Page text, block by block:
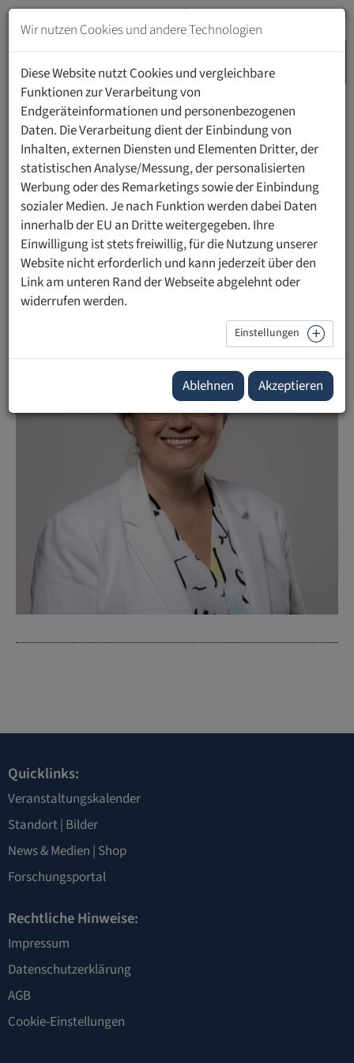
Zum
Inhalt
springen
Navigation
springen
HOME PERSONEN
Prof. Dr. Judit Jacsó
Quicklinks:
Veranstaltungskalender
Standort| Bilder
News & Medien | Shop
Forschungsportal
Rechtliche Hinweise:
Impressum
Datenschutzerklärung
AGB
Cookie-Einstellungen
Wir nutzen Cookies und andere Technologien
Diese Website nutzt Cookies und vergleichbare
Funktionen zur Verarbeitung von
Endgeräteinformationen und personenbezogenen
Daten. Die Verarbeitung dient der Einbindung von
Inhalten, externen Diensten und Elementen Dritter, der
statistischen Analyse/Messung, der personalisierten
Werbung oder des Remarketings sowie der Einbindung
sozialer Medien. Je nach Funktion werden dabei Daten
innerhalb der EU an Dritte weitergegeben. Ihre
Einwilligung ist stets freiwillig, für die Nutzung unserer
Website nicht erforderlich und kann jederzeit über den
Link am unteren Rand der Webseite abgelehnt oder
widerrufen werden.
Einstellungen
Ablehnen Akzeptieren